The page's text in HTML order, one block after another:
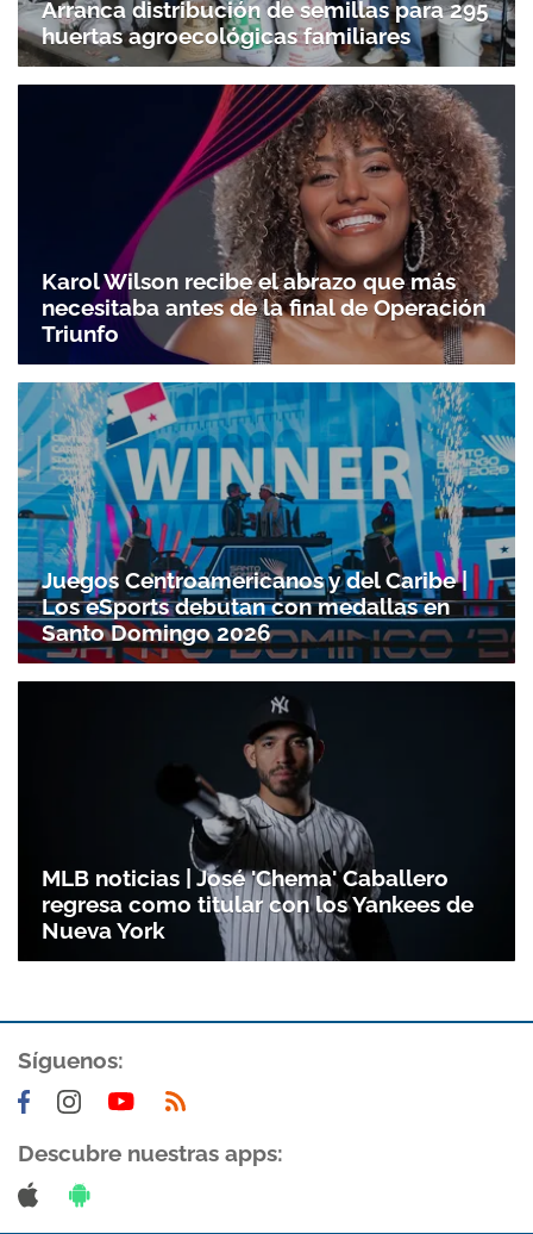
Gracias por suscribirte a nuestro boletín.
ACEPTAR
Arranca distribución de semillas para 295
huertas agroecológicas familiares
Karol Wilson recibe el abrazo que más
necesitaba antes de la final de Operación
Triunfo
Juegos Centroamericanos y del Caribe |
Los eSports debutan con medallas en
Santo Domingo 2026
MLB noticias | José 'Chema' Caballero
regresa como titular con los Yankees de
Nueva York
Síguenos:
Descubre nuestras apps: